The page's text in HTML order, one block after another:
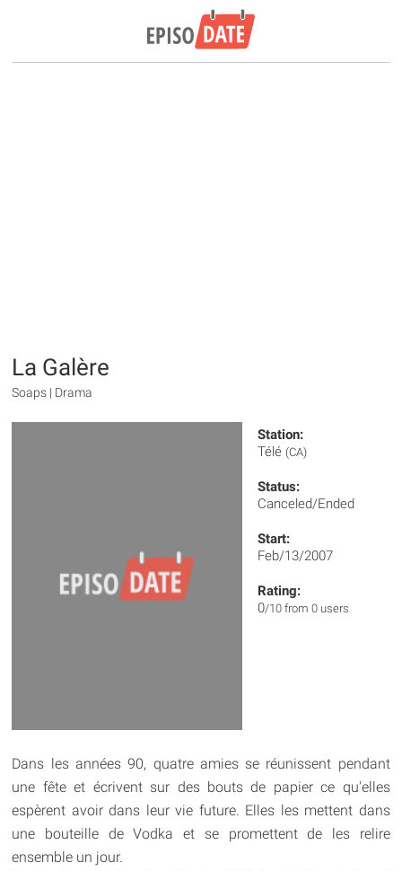
La Galère
Soaps | Drama
Station:
Télé (CA)
Status:
Canceled/Ended
Start:
Feb/13/2007
Rating:
0/10 from 0 users
Dans les années 90, quatre amies se réunissent pendant
une fête et écrivent sur des bouts de papier ce qu'elles
espèrent avoir dans leur vie future. Elles les mettent dans
une bouteille de Vodka et se promettent de les relire
ensemble un jour.